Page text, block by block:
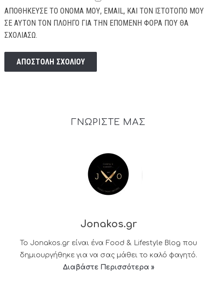
ΑΠΟΘΉΚΕΥΣΕ ΤΟ ΌΝΟΜΆ ΜΟΥ, EMAIL, ΚΑΙ ΤΟΝ ΙΣΤΌΤΟΠΟ ΜΟΥ
ΣΕ ΑΥΤΌΝ ΤΟΝ ΠΛΟΗΓΌ ΓΙΑ ΤΗΝ ΕΠΌΜΕΝΗ ΦΟΡΆ ΠΟΥ ΘΑ
ΣΧΟΛΙΆΣΩ.
ΓΝΩΡΙΣΤΕ ΜΑΣ
Jonakos.gr
Το Jonakos.gr είναι ένα Food & Lifestyle Blog που
δημιουργήθηκε για να σας μάθει το καλό φαγητό.
Διαβάστε Περισσότερα »